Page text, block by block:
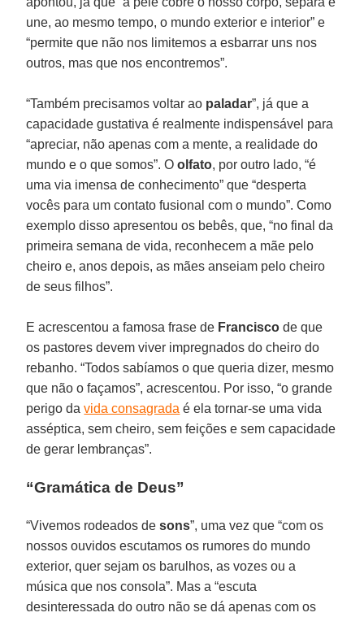
une, ao mesmo tempo, o mundo exterior e interior” e
“permite que não nos limitemos a esbarrar uns nos
outros, mas que nos encontremos”.
“Também precisamos voltar ao paladar”, já que a
capacidade gustativa é realmente indispensável para
“apreciar, não apenas com a mente, a realidade do
mundo e o que somos”. Oolfato, por outro lado, “é
uma via imensa de conhecimento” que “desperta
vocês para um contato fusional com o mundo”. Como
exemplo disso apresentou os bebês, que, “no final da
primeira semana de vida, reconhecem a mãe pelo
cheiro e, anos depois, as mães anseiam pelo cheiro
de seus filhos”.
E acrescentou a famosa frase de Francisco de que
os pastores devem viver impregnados do cheiro do
rebanho. “Todos sabíamos o que queria dizer, mesmo
que não o façamos”, acrescentou. Por isso, “o grande
perigo davida consagrada é ela tornar-se uma vida
asséptica, sem cheiro, sem feições e sem capacidade
de gerar lembranças”.
“Gramática de Deus”
“Vivemos rodeados desons”, uma vez que “com os
nossos ouvidos escutamos os rumores do mundo
exterior, quer sejam os barulhos, as vozes ou a
música que nos consola”. Mas a “escuta
desinteressada do outro não se dá apenas com os